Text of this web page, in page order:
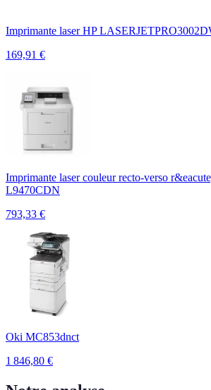
Imprimante laser HP
169,91 €
Imprimante laser couleur recto-verso
L9470CDN
793,33 €
Oki MC853dnct
1 846,80 €